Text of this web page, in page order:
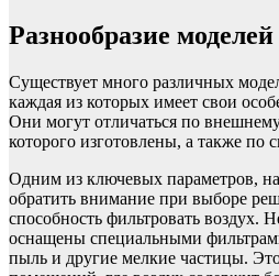
Разнообразие
Существует много различных
каждая из которых имеет свои
Они могут отличаться по
которого изготовлены, а также по
Одним из ключевых параметров,
обратить внимание при выборе
способность фильтровать воздух.
оснащены специальными
пыль и другие мелкие частицы.